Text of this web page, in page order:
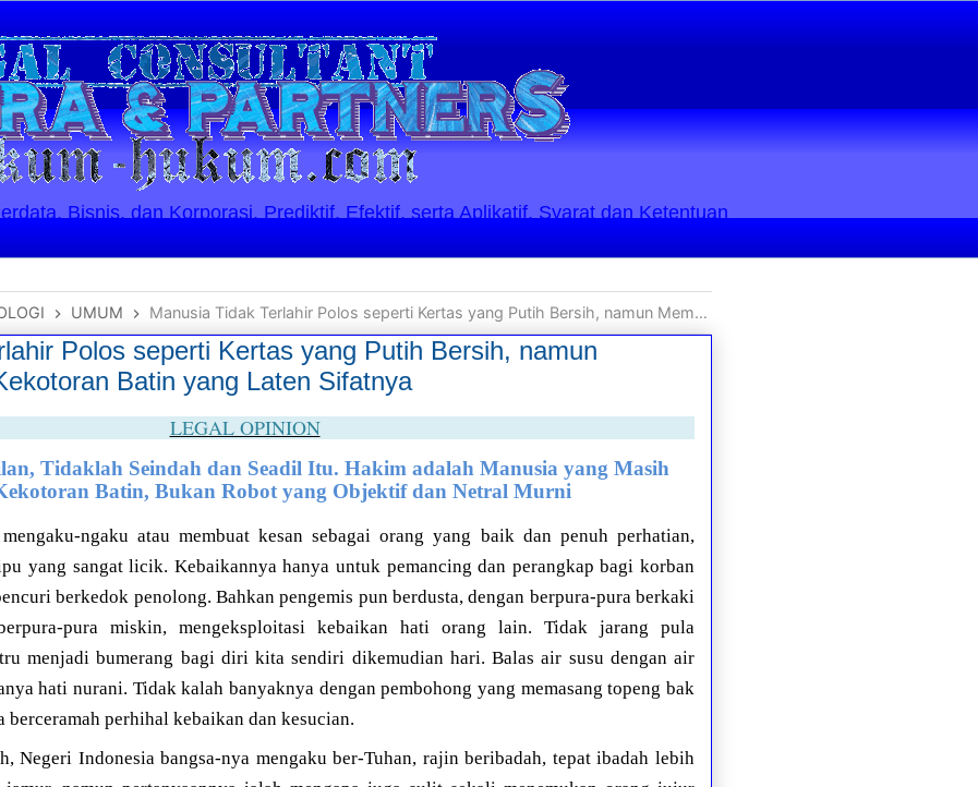
Bisnis, dan Korporasi. Prediktif, Efektif, serta Aplikatif. Syarat dan Ketentuan
UMUM Manusia Tidak Terlahir Polos seperti Kertas yang Putih Bersih, namun Membawa Serta Kekotoran Batin yang Laten Sifatnya
Polos seperti Kertas yang Putih Bersih, namun
Batin yang Laten Sifatnya
LEGAL OPINION
Tidaklah Seindah dan Seadil Itu. Hakim adalah Manusia yang Masih
Batin, Bukan Robot yang Objektif dan Netral Murni
ngaku atau membuat kesan sebagai orang yang baik dan penuh perhatian,
yang sangat licik. Kebaikannya hanya untuk pemancing dan perangkap bagi korban
berkedok penolong. Bahkan pengemis pun berdusta, dengan berpura-pura berkaki
pura miskin, mengeksploitasi kebaikan hati orang lain. Tidak jarang pula
menjadi bumerang bagi diri kita sendiri dikemudian hari. Balas air susu dengan air
hati nurani. Tidak kalah banyaknya dengan pembohong yang memasang topeng bak
berceramah perhihal kebaikan dan kesucian.
Negeri Indonesia bangsa-nya mengaku ber-Tuhan, rajin beribadah, tepat ibadah lebih